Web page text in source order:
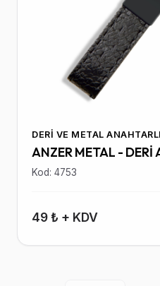
DERI VE METAL
ANZER METAL - DERİ
Kod: 4753
49 ₺ + KDV